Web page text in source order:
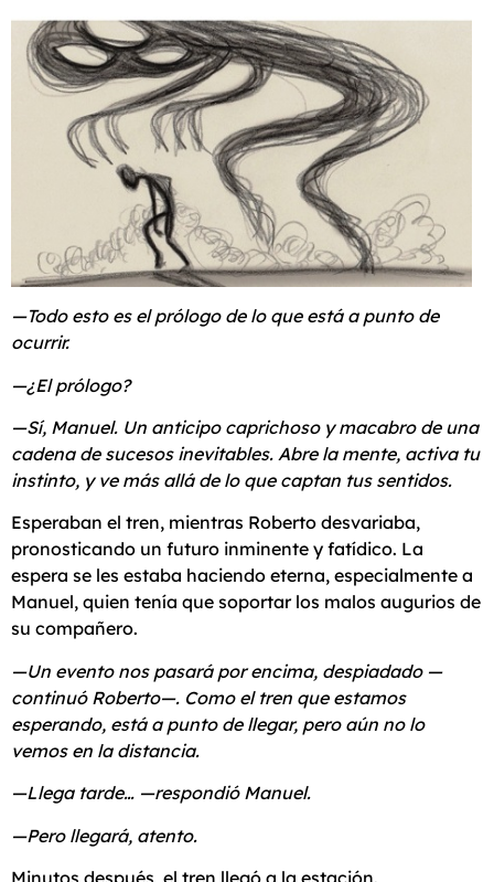
—Todo esto es el prólogo de lo que está a punto de
ocurrir.
—¿El prólogo?
—Sí, Manuel. Un anticipo caprichoso y macabro de una
cadena de sucesos inevitables. Abre la mente, activa tu
instinto, y ve más allá de lo que captan tus sentidos.
Esperaban el tren, mientras Roberto desvariaba,
pronosticando un futuro inminente y fatídico. La
espera se les estaba haciendo eterna, especialmente a
Manuel, quien tenía que soportar los malos augurios de
su compañero.
—Un evento nos pasará por encima, despiadado —
continuó Roberto—. Como el tren que estamos
esperando, está a punto de llegar, pero aún no lo
vemos en la distancia.
—Llega tarde… —respondió Manuel.
—Pero llegará, atento.
Minutos después, el tren llegó a la estación.